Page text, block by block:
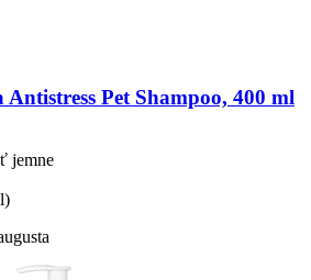
Antistress Pet Shampoo, 400 ml
jemne